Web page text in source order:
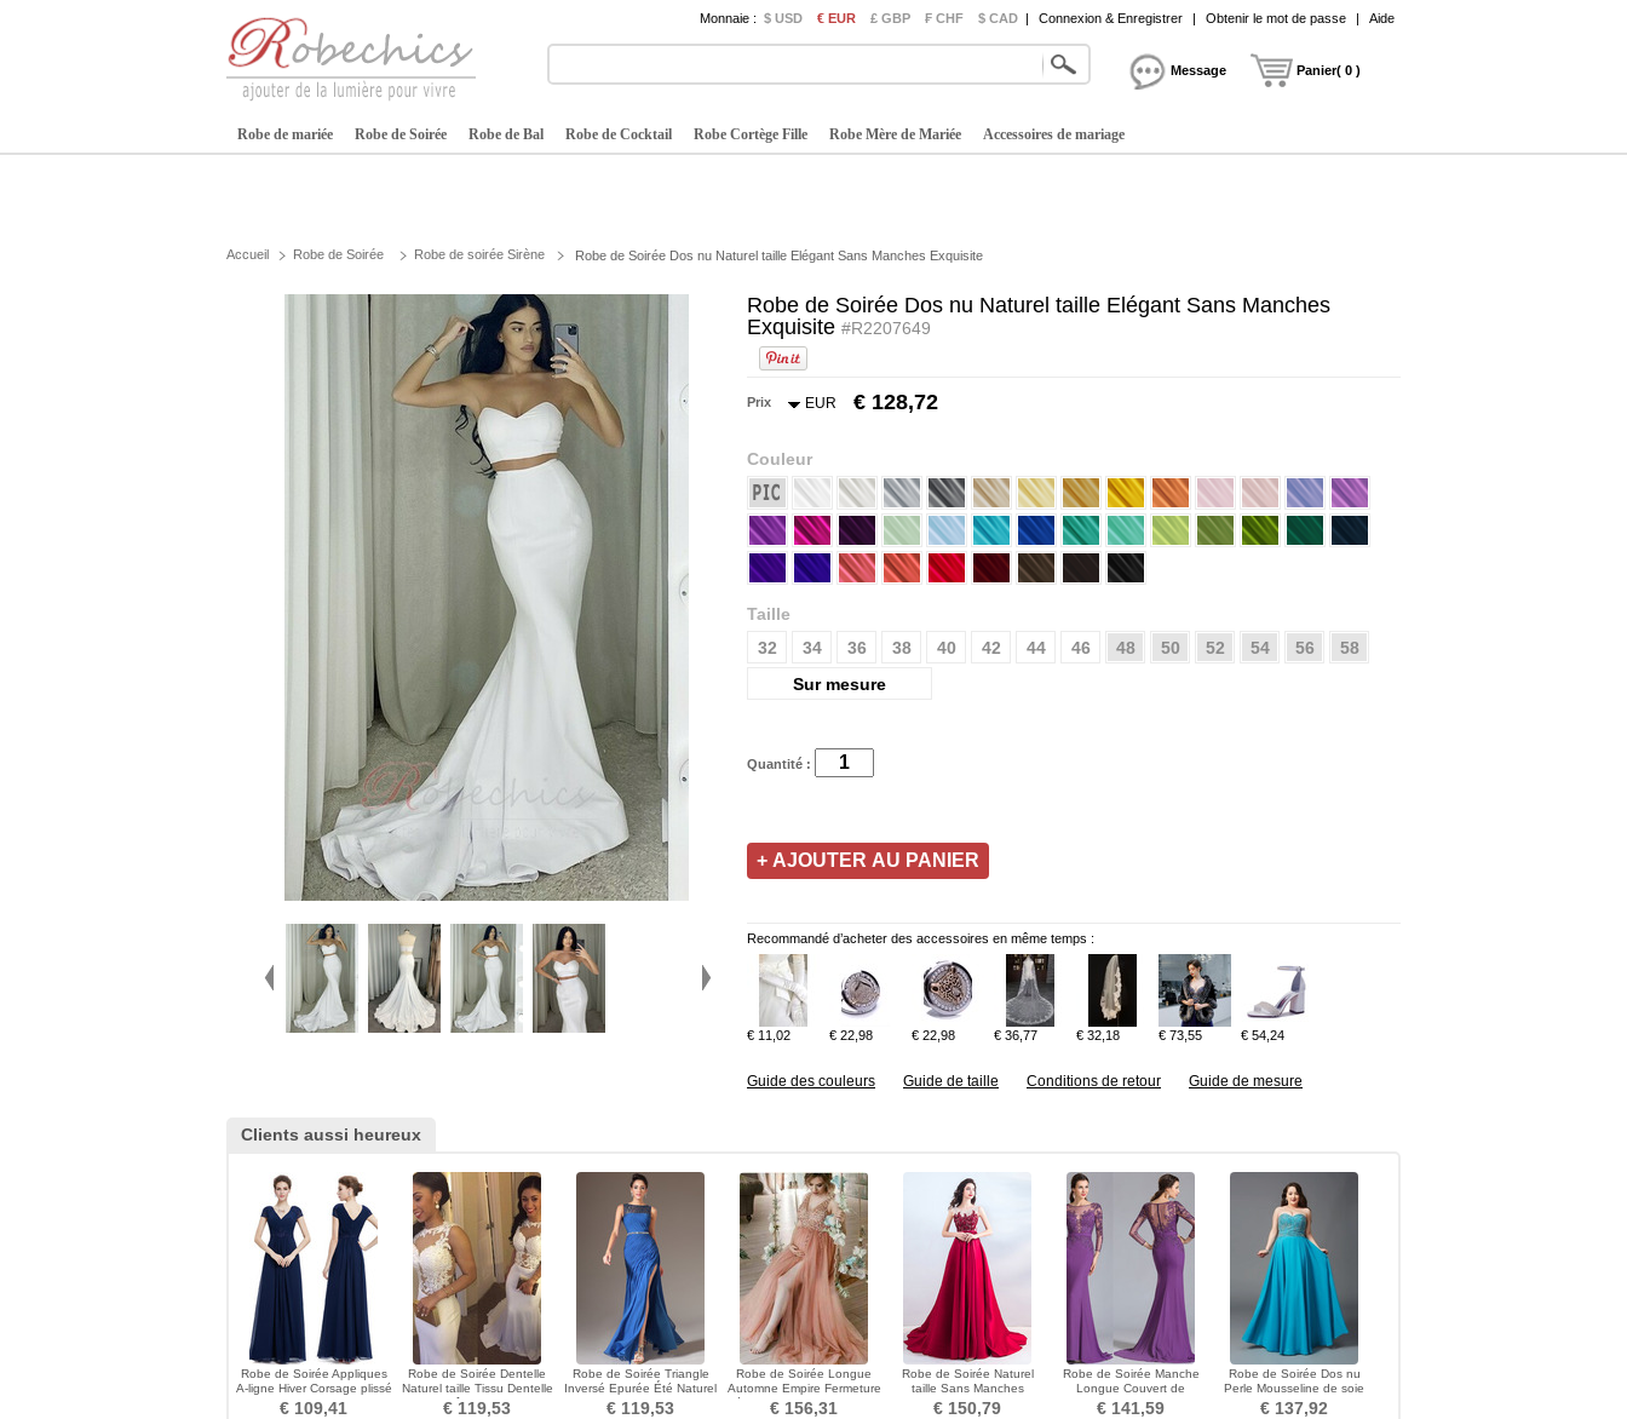
Monnaie : $ USD € EUR £ GBP ₣ CHF $ CAD | Connexion & Enregistrer | Obtenir le mot de passe | Aide
Message Panier( 0 )
Robe de mariée Robe de Soirée Robe de Bal Robe de Cocktail Robe Cortège Fille Robe Mère de Mariée Accessoires de mariage
Accueil Robe de Soirée Robe de soirée Sirène Robe de Soirée Dos nu Naturel taille Elégant Sans Manches Exquisite
Robe de Soirée Dos nu Naturel taille Elégant Sans Manches
Exquisite #R2207649
Prix EUR € 128,72
Couleur
Taille
32
34 36 38 40 42 44 46 48 50 52 54 56
58
Sur mesure
Quantité :
Recommandé d’acheter des accessoires en même temps :
€ 11,02 € 22,98 € 22,98 € 36,77 € 32,18 € 73,55 € 54,24
Guide des couleurs Guide de taille Conditions de retour Guide de mesure
Clients aussi heureux
Robe de Soirée Appliques
A-ligne Hiver Corsage plissé
Manche Courte
€ 109,41
Robe de Soirée Dentelle
Naturel taille Tissu Dentelle
Traîne Courte
€ 119,53
Robe de Soirée Triangle
Inversé Epurée Été Naturel
taille Haut Bas
€ 119,53
Robe de Soirée Longue
Automne Empire Fermeture
éclair Fourchure Frontale
€ 156,31
Robe de Soirée Naturel
taille Sans Manches
Fourreau Avec Bijoux Zip
€ 150,79
Robe de Soirée Manche
Longue Couvert de
Dentelle Petites Tailles
€ 141,59
Robe de Soirée Dos nu
Perle Mousseline de soie
Longueur ras du Sol
€ 137,92